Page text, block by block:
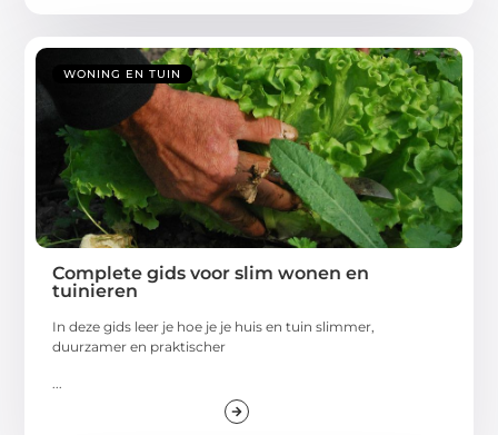
WONING EN TUIN
Complete gids voor slim wonen en
tuinieren
In deze gids leer je hoe je je huis en tuin slimmer,
duurzamer en praktischer